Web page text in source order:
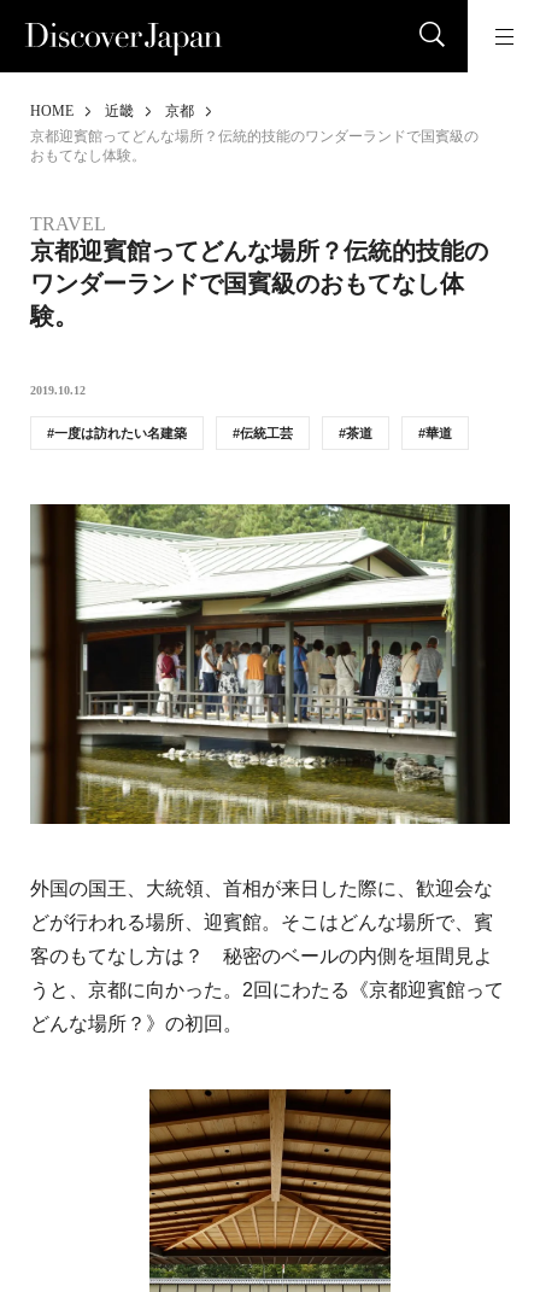
HOME 近畿
京都
京都迎賓館ってどんな場所？伝統的技能のワンダーランドで国賓級の
おもてなし体験。
TRAVEL
京都迎賓館ってどんな場所？伝統的技能の
ワンダーランドで国賓級のおもてなし体
験。
2019.10.12
一度は訪れたい名建築 伝統工芸 茶道 華道
外国の国王、大統領、首相が来日した際に、歓迎会な
どが行われる場所、迎賓館。そこはどんな場所で、賓
客のもてなし方は？ 秘密のベールの内側を垣間見よ
うと、京都に向かった。2回にわたる《京都迎賓館って
どんな場所？》の初回。